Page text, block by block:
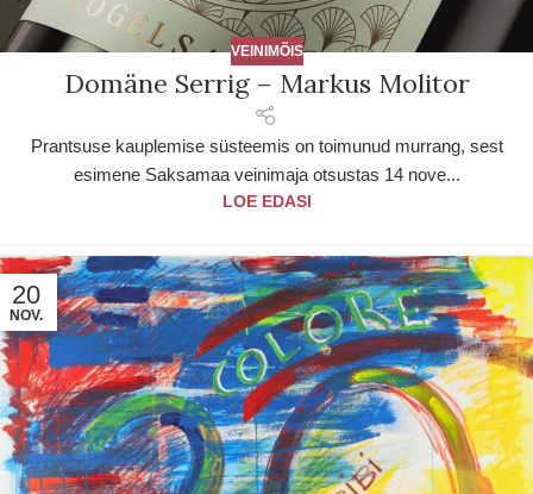
VEINIMÕIS
Domäne Serrig – Markus Molitor
Prantsuse kauplemise süsteemis on toimunud murrang, sest
esimene Saksamaa veinimaja otsustas 14 nove...
LOE EDASI
20
NOV.